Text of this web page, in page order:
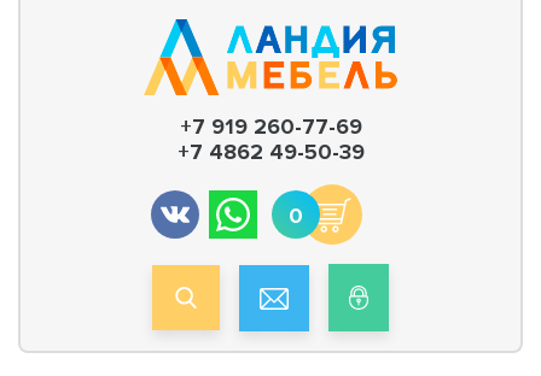
+7 919 260-77-69
+7 4862 49-50-39
0